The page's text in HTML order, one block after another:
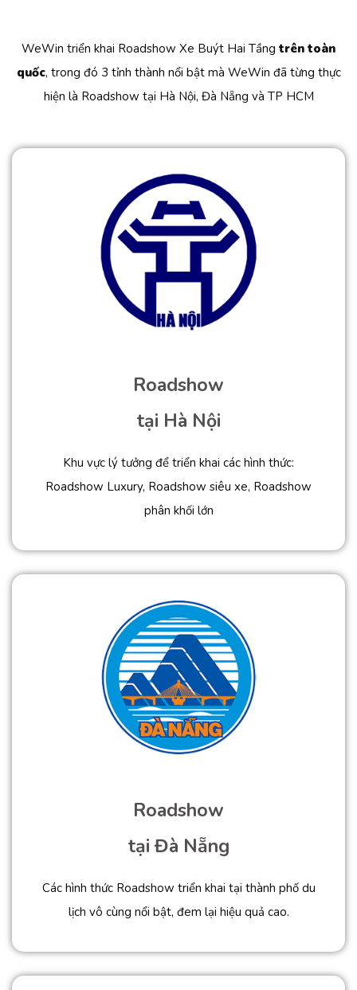
WeWin triển khai Roadshow Xe Buýt Hai Tầng trên toàn
quốc, trong đó 3 tỉnh thành nổi bật mà WeWin đã từng thực
hiện là Roadshow tại Hà Nội, Đà Nẵng và TP HCM
Roadshow
tại Hà Nội
Khu vực lý tưởng để triển khai các hình thức:
Roadshow Luxury, Roadshow siêu xe, Roadshow
phân khối lớn
Roadshow
tại Đà Nẵng
Các hình thức Roadshow triển khai tại thành phố du
lịch vô cùng nổi bật, đem lại hiệu quả cao.